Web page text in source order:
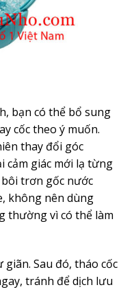
bạn có thể bổ sung
cốc theo ý muốn.
thay đổi góc
cảm giác mới lạ từng
bôi trơn gốc nước
không nên dùng
thường vì có thể làm
giãn. Sau đó, tháo cốc
tránh để dịch lưu